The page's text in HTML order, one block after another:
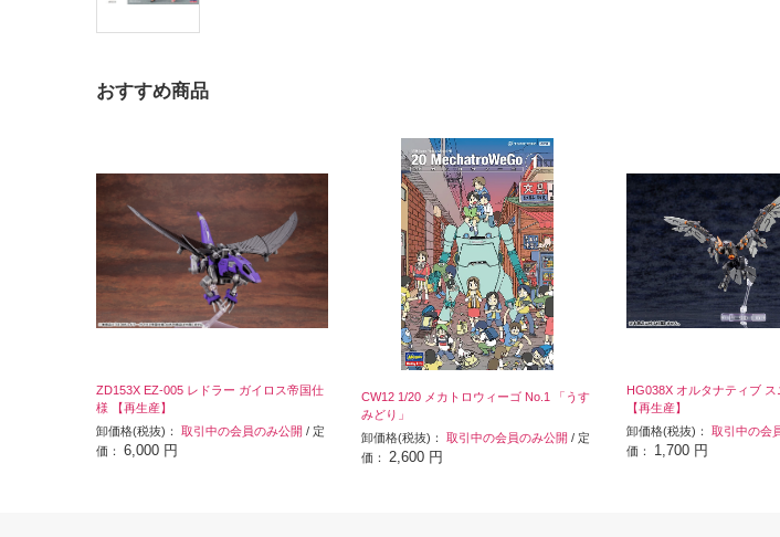
おすすめ商品
ZD153X EZ-005 レドラー ガイロス帝国仕
様 【再生産】
卸価格(税抜)： 取引中の会員のみ公開 / 定
価： 6,000 円
CW12 1/20 メカトロウィーゴ No.1 「うす
みどり」
卸価格(税抜)： 取引中の会員のみ公開 / 定
価： 2,600 円
HG038X オルタナティブ ス
【再生産】
卸価格(税抜)： 取引中の会
価： 1,700 円